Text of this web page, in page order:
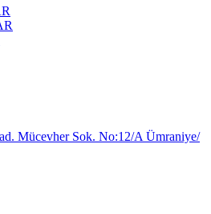
Mücevher Sok. No:12/A Ümraniye/